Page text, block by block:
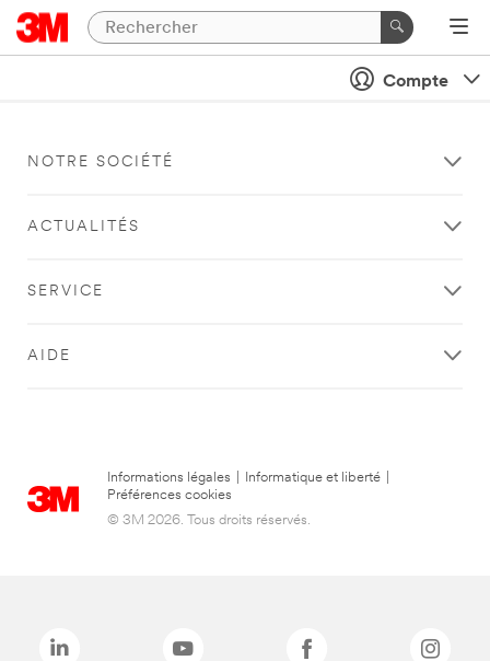
Compte
NOTRE SOCIÉTÉ
ACTUALITÉS
SERVICE
AIDE
Informations légales Informatique et liberté
Préférences cookies
© 3M 2026. Tous droits réservés.